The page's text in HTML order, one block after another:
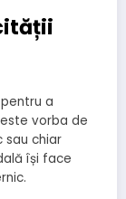
a
vorba de
sau chiar
își face